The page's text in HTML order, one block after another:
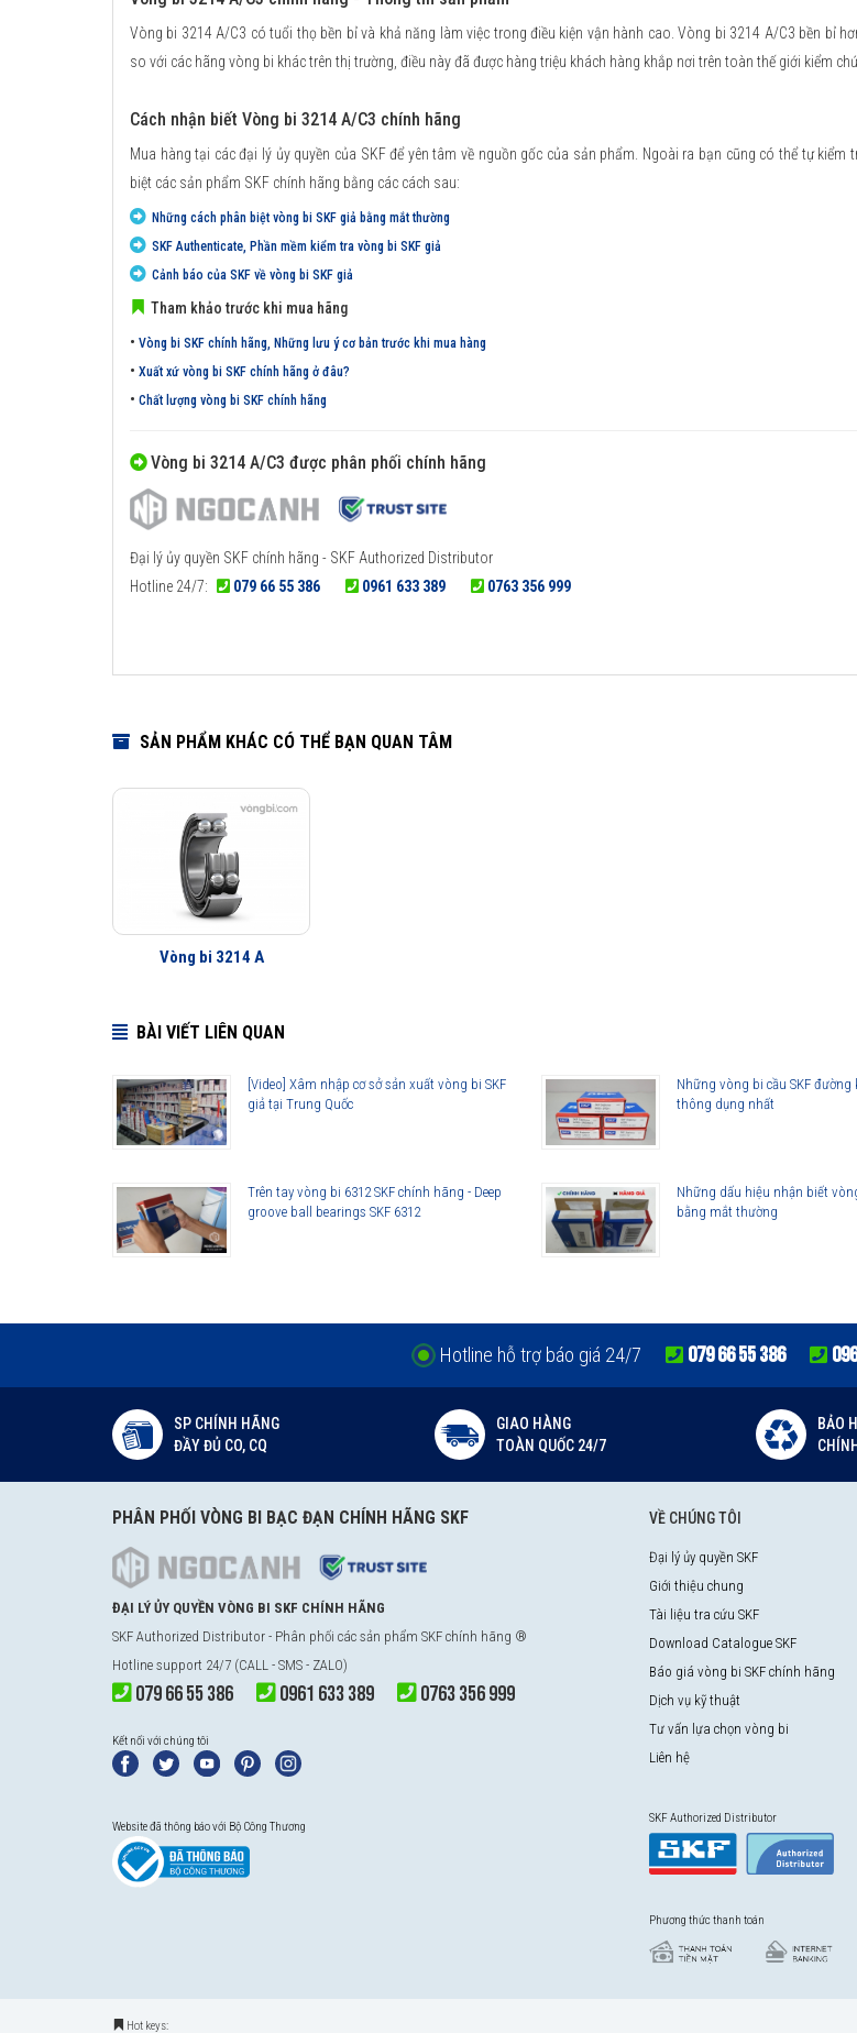
Vòng bi 3214 A/C3 có tuổi thọ bền bỉ và khả năng làm việc trong điều kiện vận hành cao. Vòng bi 3214 A/C3 bền bỉ
so với các hãng vòng bi khác trên thị trường, điều này đã được hàng triệu khách hàng khắp nơi trên toàn thế giới kiểm
Cách nhận biết Vòng bi 3214 A/C3 chính hãng
Mua hàng tại các đại lý ủy quyền của SKF để yên tâm về nguồn gốc của sản phẩm. Ngoài ra bạn cũng có thể tự kiểm
biệt các sản phẩm SKF chính hãng bằng các cách sau:
Những cách phân biệt vòng bi SKF giả bằng mắt thường
SKF Authenticate, Phần mềm kiểm tra vòng bi SKF giả
Cảnh báo của SKF về vòng bi SKF giả
Tham khảo trước khi mua hãng
• Vòng bi SKF chính hãng, Những lưu ý cơ bản trước khi mua hàng
• Xuất xứ vòng bi SKF chính hãng ở đâu?
• Chất lượng vòng bi SKF chính hãng
Vòng bi 3214 A/C3 được phân phối chính hãng
Đại lý ủy quyền SKF chính hãng - SKF Authorized Distributor
Hotline 24/7:
079 66 55 386 0961 633 389 0763 356 999
SẢN PHẨM KHÁC CÓ THỂ BẠN QUAN TÂM
Vòng bi 3214 A
BÀI VIẾT LIÊN QUAN
[Video] Xâm nhập cơ sở sản xuất vòng bi SKF
giả tại Trung Quốc
Những vòng bi cầu SKF đường
thông dụng nhất
Trên tay vòng bi 6312 SKF chính hãng - Deep
groove ball bearings SKF 6312
Những dấu hiệu nhận biết
bằng mắt thường
Hotline hỗ trợ báo giá 24/7 079 66 55 386
SP CHÍNH HÃNG
ĐẦY ĐỦ CO, CQ
GIAO HÀNG
TOÀN QUỐC 24/7
BẢO
PHÂN PHỐI VÒNG BI BẠC ĐẠN CHÍNH HÃNG SKF
ĐẠI LÝ ỦY QUYỀN VÒNG BI SKF CHÍNH HÃNG
SKF Authorized Distributor - Phân phối các sản phẩm SKF chính hãng ®
Hotline support 24/7 (CALL - SMS - ZALO)
079 66 55 386 0961 633 389 0763 356 999
Kết nối với chúng tôi
Website đã thông báo với Bộ Công Thương
VỀ CHÚNG TÔI
Đại lý ủy quyền SKF
Giới thiệu chung
Tài liệu tra cứu SKF
Download Catalogue SKF
Báo giá vòng bi SKF chính hãng
Dịch vụ kỹ thuật
Tư vấn lựa chọn vòng bi
Liên hệ
SKF Authorized Distributor
Phương thức thanh toán
Hot keys: